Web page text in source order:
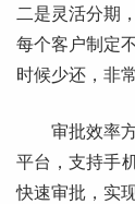
二是灵活分期
每个客户制定
时候少还，非
审批效率
平台，支持手
快速审批，实